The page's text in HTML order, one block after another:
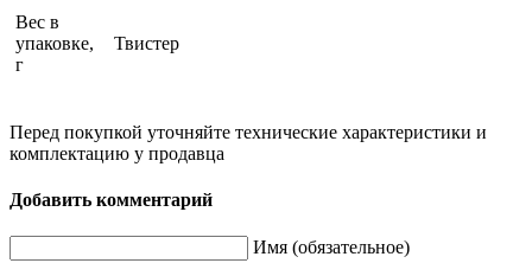
Вес в
упаковке,
г
Твистер
Перед покупкой уточняйте технические характеристики и
комплектацию у продавца
Добавить комментарий
Имя (обязательное)